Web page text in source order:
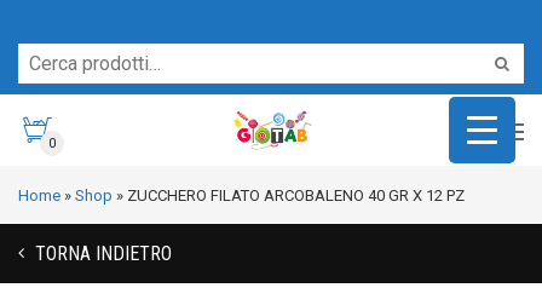
0
Home » Shop » ZUCCHERO FILATO ARCOBALENO 40 GR X 12 PZ
TORNA INDIETRO